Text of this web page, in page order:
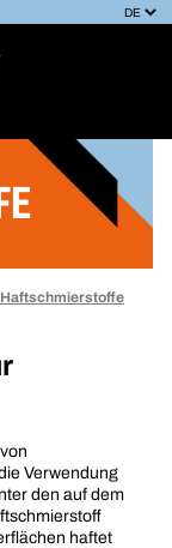
Haftschmierstoffe
Verwendung
den auf dem
haftet